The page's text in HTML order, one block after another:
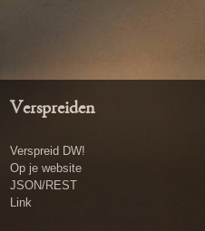
Verspreiden
Verspreid DW!
Op je website
JSON/REST
Link